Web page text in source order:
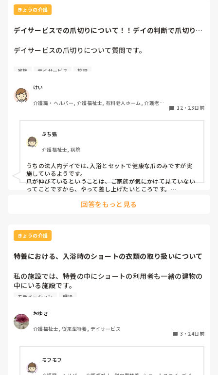
ームはBチームの方を受け持つ。後輩ちゃんはAで、私もその
方もBなの。記録を残してくれるのはいいことだけど、それ
ならAチームの方の退院支援とか、自分の受け持ちの退院支
援を頑張ってほしい😂遡ったら受け持ちの退院支援さえ、自
分のチームの方の退院支援の記録さえ1つも書かれてなかっ
た。なのに違うチームの受け持ちでもない方の退院支援の記
あったからそういう目で見てしまうんだろうか？でも、他の
人がその記録見ても「え？それで？」ってなりそうだけど
きょうの介護
デイサービスでの爪切りについて！！デイの判断で爪切りす
デイサービスの爪切りについて質問です。
フロアの介護スタッフが「◯◯さん爪が伸びているから後で
良かれと思って施設側から爪切りを実施するのは違いますよ
ね。
基本的には、同居している御家族や本人の依頼があって爪切
りを実施するものだと思います。
家族 デイサービス 施設
けい
介護職・ヘルパー, 介護福祉士, 有料老人ホーム, 介護老人
12 ・ 23日前
ぶち猫
介護福祉士, 病院
うちの法人内デイでは､入浴とセットで健康な爪のみですが実
施しているようです。
爪が伸びているということは、ご家族が気にかけて見ていない
ってことですから、やって差し上げたいところです。
回答をもっと見る
きょうの介護
特養における、入浴時のショートの衣類の取り扱いについて
私の施設では、特養の中にショートの利用者も一緒の建物の
中にいる施設です。
入浴時は特養の利用者からショート利用者の順に入浴してい
ショート利用者の衣類が入ったかごから、入浴後に使うカゴ
に衣類をセッティングしていましたが、SS担当の職員の人
によっては、セッティングしないようにして欲しいという職
守り付きで、脱げばすぐに風呂場に連れて行ける状況なのに
腑に落ちません。どう解消すればいいか悩みます。ショート
経験のある方、今後、改善できる所や、なんで❓が言えるよ
モチベーション 職場
おゆき
介護福祉士, 従来型特養, デイサービス
3 ・ 24日前
モフモフ